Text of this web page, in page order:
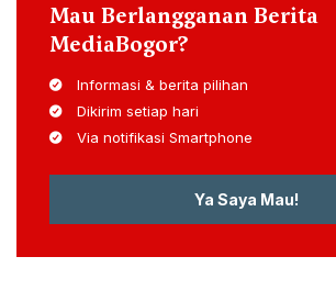
Mau Berlangganan Berita
MediaBogor?
Informasi & berita pilihan
Dikirim setiap hari
Via notifikasi Smartphone
Ya Saya Mau!